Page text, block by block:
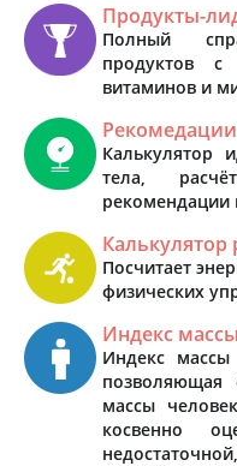
Продукты-
Полный
продуктов с
витаминов и
Калькулятор
тела,
рекомендации
Калькулятор
Посчитает
физических
Индекс
Индекс
позволяющая
массы
косвенно